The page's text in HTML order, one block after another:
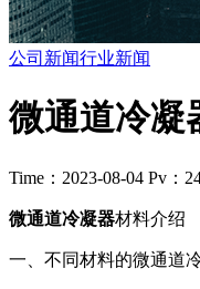
公司新闻行业新闻
微通道冷凝
Time：2023-08-04 Pv：
微通道冷凝器材料介绍
一、不同材料的微通道